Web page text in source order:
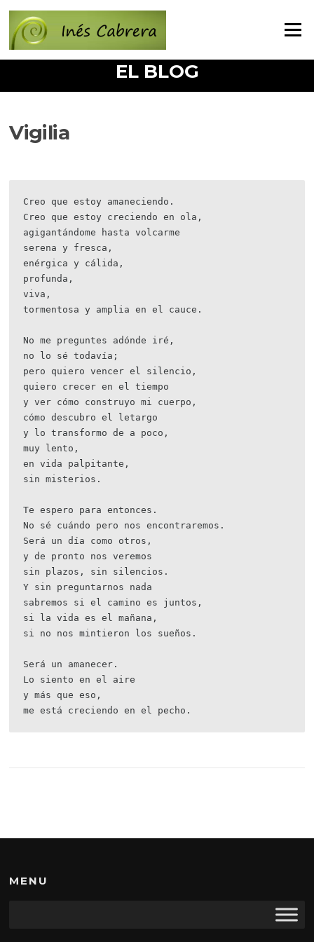
contenido
Menú
EL BLOG
Vigilia
Creo que estoy amaneciendo.
Creo que estoy creciendo en ola,
agigantándome hasta volcarme
serena y fresca,
enérgica y cálida,
profunda,
viva,
tormentosa y amplia en el cauce.
No me preguntes adónde iré,
no lo sé todavía;
pero quiero vencer el silencio,
quiero crecer en el tiempo
y ver cómo construyo mi cuerpo,
cómo descubro el letargo
y lo transformo de a poco,
muy lento,
en vida palpitante,
sin misterios.
Te espero para entonces.
No sé cuándo pero nos encontraremos.
Será un día como otros,
y de pronto nos veremos
sin plazos, sin silencios.
Y sin preguntarnos nada
sabremos si el camino es juntos,
si la vida es el mañana,
si no nos mintieron los sueños.
Será un amanecer.
Lo siento en el aire
y más que eso,
me está creciendo en el pecho.
MENU